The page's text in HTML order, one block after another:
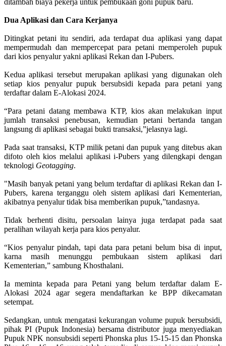
Dua Aplikasi dan Cara Kerjanya
Ditingkat petani itu sendiri, ada terdapat dua aplikasi yang dapat
mempermudah dan mempercepat para petani memperoleh pupuk
dari kios penyalur yakni aplikasi Rekan dan I-Pubers.
Kedua aplikasi tersebut merupakan aplikasi yang digunakan oleh
setiap kios penyalur pupuk bersubsidi kepada para petani yang
terdaftar dalam E-Alokasi 2024.
“Para petani datang membawa KTP, kios akan melakukan input
jumlah transaksi penebusan, kemudian petani bertanda tangan
langsung di aplikasi sebagai bukti transaksi,”jelasnya lagi.
Pada saat transaksi, KTP milik petani dan pupuk yang ditebus akan
difoto oleh kios melalui aplikasi i-Pubers yang dilengkapi dengan
teknologi Geotagging.
"Masih banyak petani yang belum terdaftar di aplikasi Rekan dan I-
Pubers, karena terganggu oleh sistem aplikasi dari Kementerian,
akibatnya penyalur tidak bisa memberikan pupuk,”tandasnya.
Tidak berhenti disitu, persoalan lainya juga terdapat pada saat
peralihan wilayah kerja para kios penyalur.
“Kios penyalur pindah, tapi data para petani belum bisa di input,
karna masih menunggu pembukaan sistem aplikasi dari
Kementerian,” sambung Khosthalani.
Ia meminta kepada para Petani yang belum terdaftar dalam E-
Alokasi 2024 agar segera mendaftarkan ke BPP dikecamatan
setempat.
Sedangkan, untuk mengatasi kekurangan volume pupuk bersubsidi,
pihak PI (Pupuk Indonesia) bersama distributor juga menyediakan
Pupuk NPK nonsubsidi seperti Phonska plus 15-15-15 dan Phonska